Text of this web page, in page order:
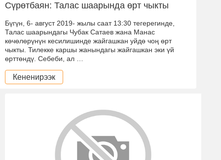
Сүрөтбаян: Талас шаарында өрт чыкты
Бүгүн, 6- август 2019- жылы саат 13:30 тегерегинде,
Талас шаарындагы Чубак Сатаев жана Манас
көчөлөрүнүн кесилишинде жайгашкан уйдө чоң өрт
чыкты. Тилекке каршы жанындагы жайгашкан эки үй
өрттөндү. Себеби, ал …
Кененирээк